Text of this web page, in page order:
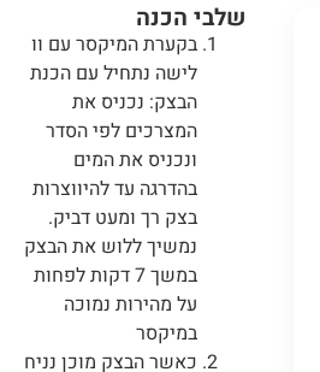
שלבי הכנה
בקערת המיקסר עם וו
לישה נתחיל עם הכנת
הבצק: נכניס את
המצרכים לפי הסדר
ונכניס את המים
בהדרגה עד להיווצרות
בצק רך ומעט דביק.
נמשיך ללוש את הבצק
במשך 7 דקות לפחות
על מהירות נמוכה
במיקסר
כאשר הבצק מוכן נניח